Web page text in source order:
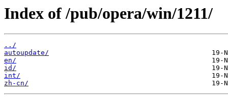
Index of /pub/opera/win/1211/
../
autoupdate/
en/
id/
int/
zh-cn/